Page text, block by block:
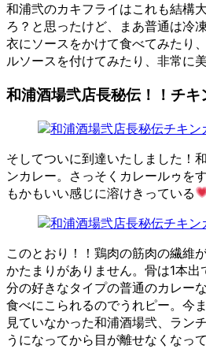
和浦弐のカキフライはこれも結構
ろ？と思ったけど、まあ普通は冷
衣にソースをかけて食べてみたり
ルソースを付けてみたり、非常に
和浦酒場弐店長秘伝！！チキ
そしてついに到達いたしました！
ンカレー。さっそくカレールゥを
もかもいい感じに溶けきっている
このとおり！！鶏肉の筋肉の繊維
かたまりがありません。骨は1本出
分の好きなタイプの普通のカレー
食べにこられるのでうれピー。今
見ていなかった和浦酒場弐、ラン
うになってから目が離せなくなっ